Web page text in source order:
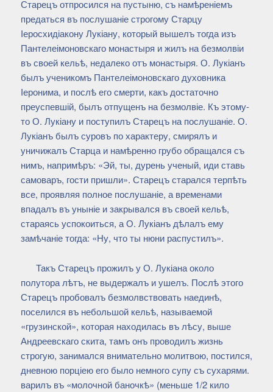
Старецъ отпросился на пустыню, съ намѣреніемъ
предаться въ послушаніе строгому Старцу
Іеросхидіакону Лукіану, который вышелъ тогда изъ
Пантелеімоновскаго монастыря и жилъ на безмолвіи
въ своей кельѣ, недалеко отъ монастыря. О. Лукіанъ
былъ ученикомъ Пантелеімоновскаго духовника
Іеронима, и послѣ его смерти, какъ достаточно
преуспевшій, былъ отпущенъ на безмолвіе. Къ этому-
то О. Лукіану и поступилъ Старецъ на послушаніе. О.
Лукіанъ былъ суровъ по характеру, смирялъ и
уничижалъ Старца и намѣренно грубо обращался съ
нимъ, напримѣръ: «Эй, ты, дурень ученый, иди ставь
самоваръ, гости пришли». Старецъ старался терпѣть
все, проявляя полное послушаніе, а временами
впадалъ въ уныніе и закрывался въ своей кельѣ,
стараясь успокоиться, а О. Лукіанъ дѣлалъ ему
замѣчаніе тогда: «Ну, что ты нюни распустилъ».
Такъ Старецъ прожилъ у О. Лукіана около
полутора лѣтъ, не выдержалъ и ушелъ. Послѣ этого
Старецъ пробовалъ безмолвствовать наединѣ,
поселился въ небольшой кельѣ, называемой
«грузинской», которая находилась въ лѣсу, выше
Андреевскаго скита, тамъ онъ проводилъ жизнь
строгую, занимался внимательно молитвою, постился,
дневною порціею его было немного супу съ сухарями.
варилъ въ «молочной баночкѣ» (меньше 1/2 кило